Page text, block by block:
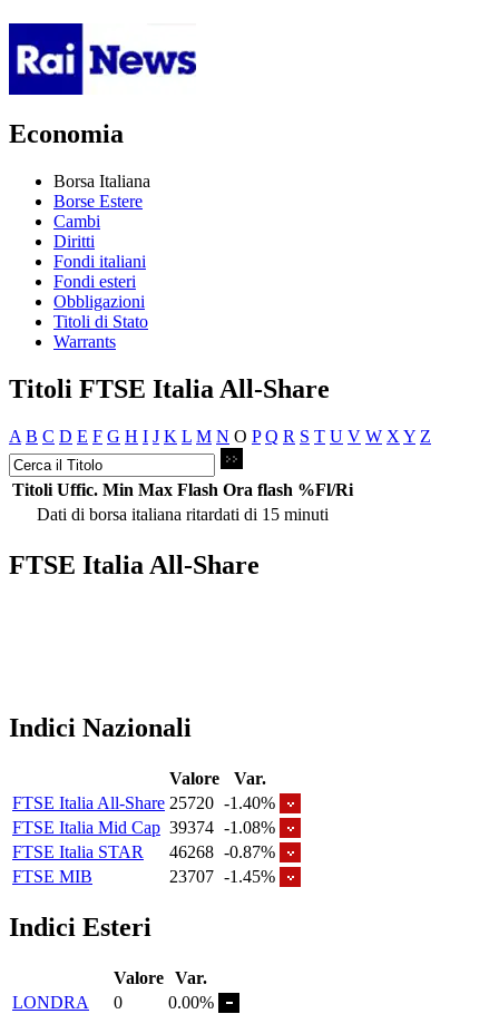
Economia
Borsa Italiana
Borse Estere
Cambi
Diritti
Fondi italiani
Fondi esteri
Obbligazioni
Titoli di Stato
Warrants
Titoli FTSE Italia All-Share
A B C D E F G H I J K L M N O P Q R S T U V W X Y Z
Titoli Uffic. Min Max Flash Ora flash %Fl/Ri
Dati di borsa italiana ritardati di 15 minuti
FTSE Italia All-Share
Indici Nazionali
Valore
Var.
FTSE Italia All-Share 25720 -1.40%
FTSE Italia Mid Cap 39374 -1.08%
FTSE Italia STAR
46268 -0.87%
FTSE MIB
23707 -1.45%
Indici Esteri
Valore Var.
LONDRA
0
0.00%